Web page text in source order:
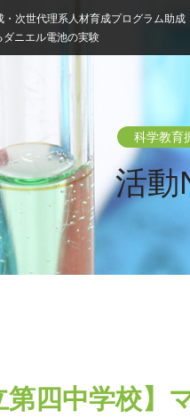
・次世代理系人材育成プログラム助成
ダニエル電池の実験
科学教育
活動
第四中学校